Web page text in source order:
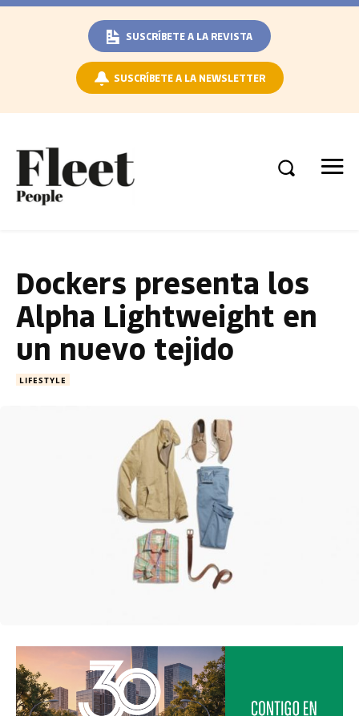
SUSCRÍBETE A LA REVISTA
SUSCRÍBETE A LA NEWSLETTER
Dockers presenta los
Alpha Lightweight en
un nuevo tejido
LIFESTYLE